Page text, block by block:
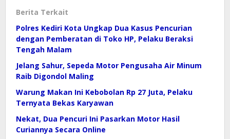
Berita Terkait
Polres Kediri Kota Ungkap Dua Kasus Pencurian
dengan Pemberatan di Toko HP, Pelaku Beraksi
Tengah Malam
Jelang Sahur, Sepeda Motor Pengusaha Air Minum
Raib Digondol Maling
Warung Makan Ini Kebobolan Rp 27 Juta, Pelaku
Ternyata Bekas Karyawan
Nekat, Dua Pencuri Ini Pasarkan Motor Hasil
Curiannya Secara Online